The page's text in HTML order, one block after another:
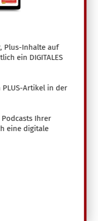
Plus-Inhalte auf
ein DIGITALES
PLUS-Artikel in der
Podcasts Ihrer
eine digitale